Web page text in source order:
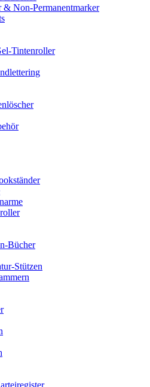
& Non-Permanentmarker
Tintenroller
Bücher
Stützen